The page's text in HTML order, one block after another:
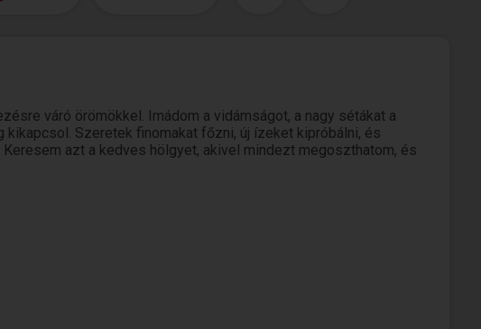
váró örömökkel. Imádom a vidámságot, a nagy sétákat a
Szeretek finomakat főzni, új ízeket kipróbálni, és
azt a kedves hölgyet, akivel mindezt megoszthatom, és